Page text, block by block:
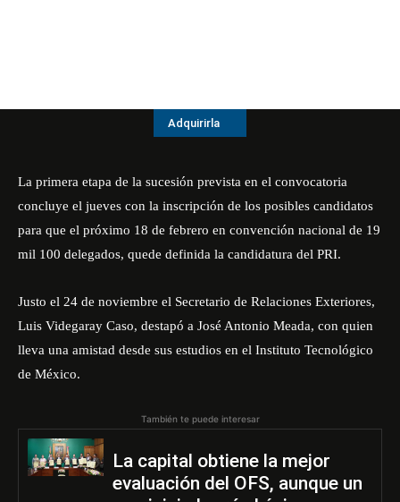
Adquirirla
La primera etapa de la sucesión prevista en el convocatoria
concluye el jueves con la inscripción de los posibles candidatos
para que el próximo 18 de febrero en convención nacional de 19
mil 100 delegados, quede definida la candidatura del PRI.
Justo el 24 de noviembre el Secretario de Relaciones Exteriores,
Luis Videgaray Caso, destapó a José Antonio Meada, con quien
lleva una amistad desde sus estudios en el Instituto Tecnológico
de México.
También te puede interesar
La capital obtiene la mejor
evaluación del OFS, aunque un